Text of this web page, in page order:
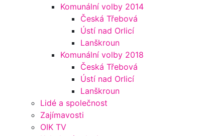
Komunální volby 2014
Česká Třebová
Ústí nad Orlicí
Lanškroun
Komunální volby 2018
Česká Třebová
Ústí nad Orlicí
Lanškroun
Lidé a společnost
Zajímavosti
OIK TV